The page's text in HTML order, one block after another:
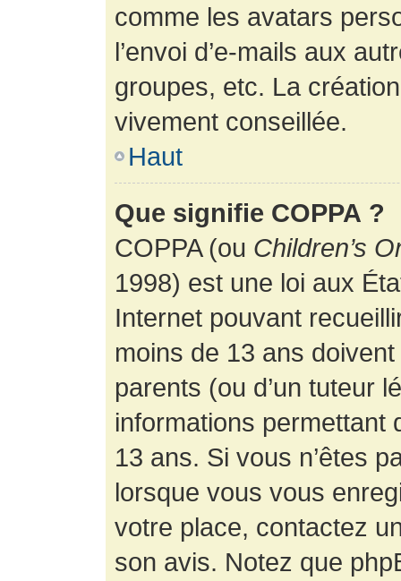
comme les avatars
l’envoi d’e-mails aux
groupes, etc. La
vivement conseillée.
Haut
Que signifie COPPA ?
COPPA (ou Children’s
1998) est une loi aux
Internet pouvant
moins de 13 ans
parents (ou d’un tuteur
informations permettant
13 ans. Si vous n’êtes
lorsque vous vous
votre place, contactez
son avis. Notez que